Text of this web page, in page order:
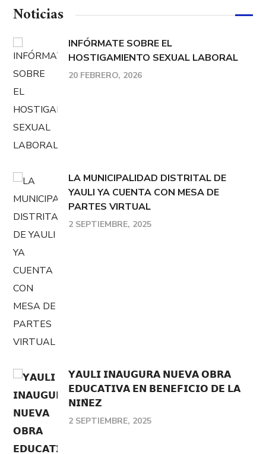
Noticias
INFÓRMATE SOBRE EL
HOSTIGAMIENTO SEXUAL LABORAL
20 FEBRERO, 2026
LA MUNICIPALIDAD DISTRITAL DE
YAULI YA CUENTA CON MESA DE
PARTES VIRTUAL
2 SEPTIEMBRE, 2025
𝗬𝗔𝗨𝗟𝗜 𝗜𝗡𝗔𝗨𝗚𝗨𝗥𝗔 𝗡𝗨𝗘𝗩𝗔 𝗢𝗕𝗥𝗔
𝗘𝗗𝗨𝗖𝗔𝗧𝗜𝗩𝗔 𝗘𝗡 𝗕𝗘𝗡𝗘𝗙𝗜𝗖𝗜𝗢 𝗗𝗘 𝗟𝗔
𝗡𝗜𝗡̃𝗘𝗭
2 SEPTIEMBRE, 2025